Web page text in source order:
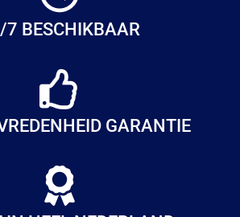
BESCHIKBAAR
GARANTIE